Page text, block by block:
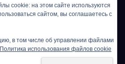
видео Поиск видеофайлов
Тестовая страница Forum
cookie: на этом сайте используются
сайтом, вы соглашаетесь с
в том числе об управлении файлами
Политика использования файлов cookie